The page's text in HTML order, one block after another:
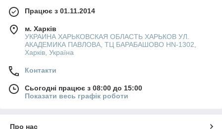
Працює з 01.11.2014
м. Харків
УКРАИНА ХАРЬКОВСКАЯ ОБЛАСТЬ ХАРЬКОВ УЛ.
АКАДЕМИКА ПАВЛОВА, ТЦ БАРАБАШОВО HN-1302,
Харків, Україна
Контакти
Сьогодні працює з 08:00 до 15:00
Показати весь графік роботи
Про нас